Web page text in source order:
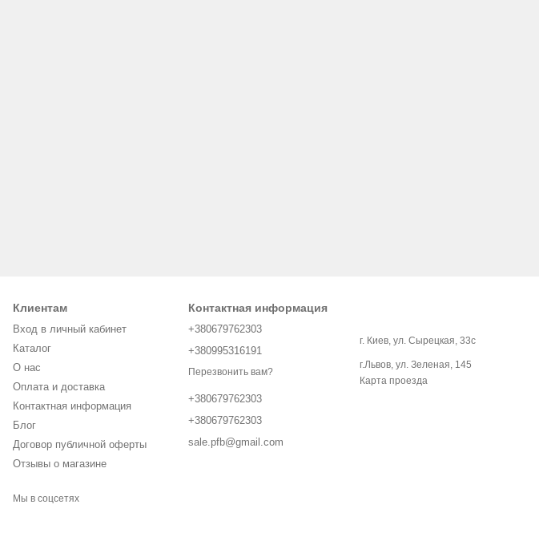
Клиентам
Вход в личный кабинет
Каталог
О нас
Оплата и доставка
Контактная информация
Блог
Договор публичной оферты
Отзывы о магазине
Мы в соцсетях
Контактная информация
+380679762303
+380995316191
Перезвонить вам?
+380679762303
+380679762303
sale.pfb@gmail.com
г. Киев, ул. Сырецкая, 33с
г.Львов, ул. Зеленая, 145
Карта проезда